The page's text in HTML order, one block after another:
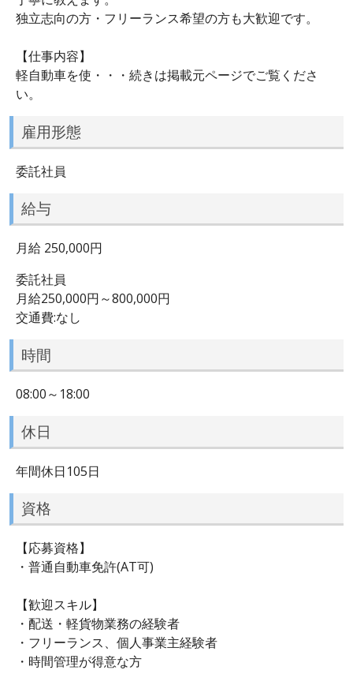
独立志向の方・フリーランス希望の方も大歓迎です。
【仕事内容】
軽自動車を使・・・続きは掲載元ページでご覧くださ
い。
雇用形態
委託社員
給与
月給 250,000円
委託社員
月給250,000円～800,000円
交通費:なし
時間
08:00～18:00
休日
年間休日105日
資格
【応募資格】
・普通自動車免許(AT可)
【歓迎スキル】
・配送・軽貨物業務の経験者
・フリーランス、個人事業主経験者
・時間管理が得意な方